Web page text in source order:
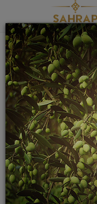
Ana Sayfa Yöresel